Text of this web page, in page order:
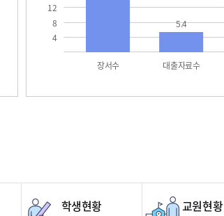
4
8
12
장서수 대출자료수
5.4
학생현황 교원현황